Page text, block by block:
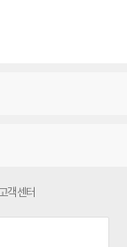
객센터